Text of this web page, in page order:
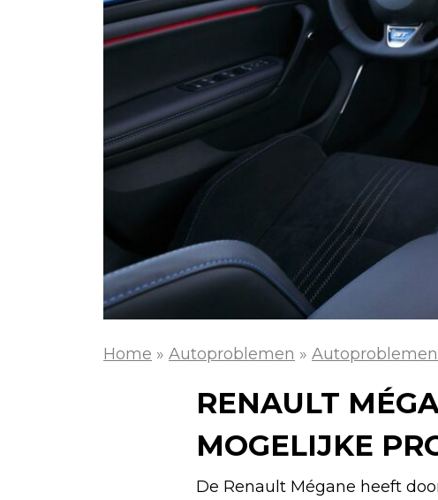
Home » Autoproblemen »
RENAULT
MOGELIJKE
De Renault Mégane heeft